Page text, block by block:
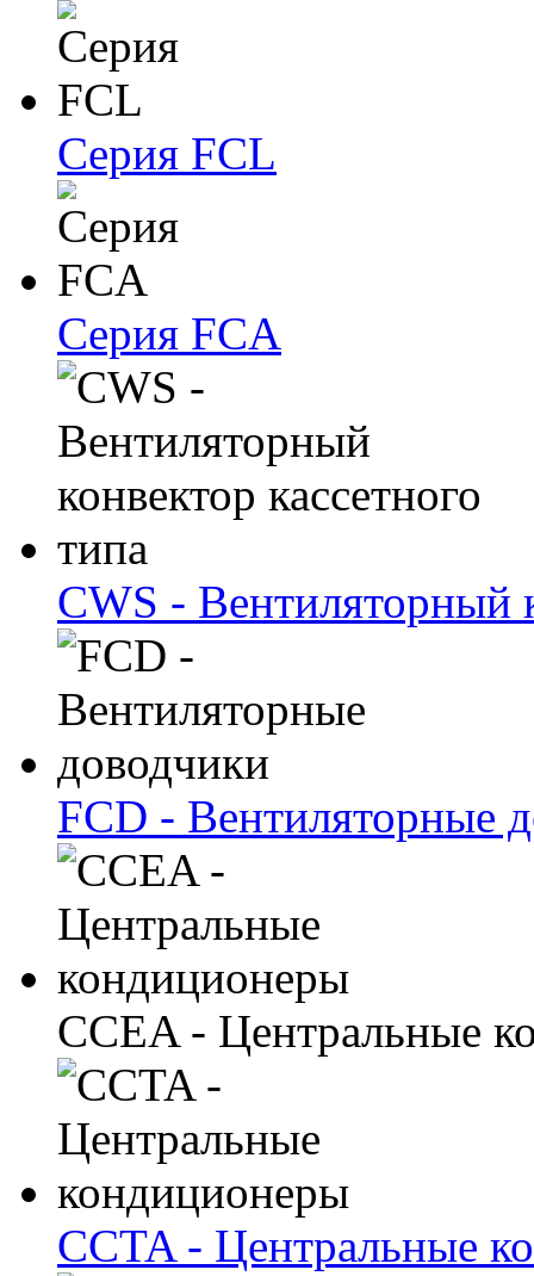
Серия FCL
Серия FCA
CWS - Вентиляторный
FCD - Вентиляторные
CCEA - Центральные
CCTA - Центральные